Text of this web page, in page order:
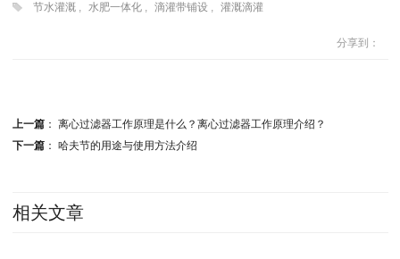
节水灌溉, 水肥一体化, 滴灌带铺设, 灌溉滴灌
分享到：
上一篇： 离心过滤器工作原理是什么？离心过滤器工作原理介绍？
下一篇： 哈夫节的用途与使用方法介绍
相关文章